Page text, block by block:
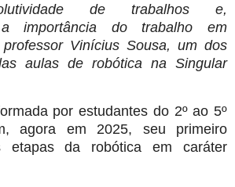
de trabalhos e,
a importância do trabalho em
Vinícius Sousa, um dos
aulas de robótica na Singular
por estudantes do 2º ao 5º
agora em 2025, seu primeiro
etapas da robótica em caráter